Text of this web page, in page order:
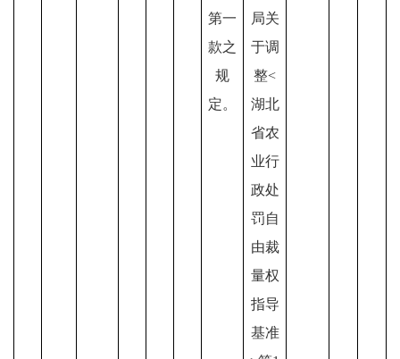
第一
款之
规
定。
局关
于调
整<
湖北
省农
业行
政处
罚自
由裁
量权
指导
基准